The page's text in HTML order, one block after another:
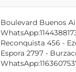
Boulevard Buenos
Reconquista 456 -
Espora 2797 -